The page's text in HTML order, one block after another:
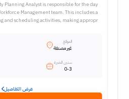
Planning Analyst is responsible for the day
Management team. This includes a
and scheduling activities, making appropr...
الموقع
غير مصنفة
سنين الخبرة
0-3
عرض التفاصيل